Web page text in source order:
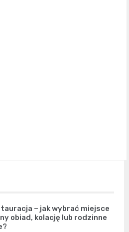
– jak wybrać miejsce
obiad, kolację lub rodzinne